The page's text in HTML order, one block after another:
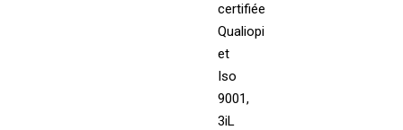
certifiée
Qualiopi
et
Iso
9001,
3iL